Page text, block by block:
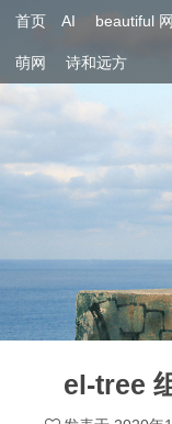
首页 AI beautiful 网
萌网 诗和远方
el-tree